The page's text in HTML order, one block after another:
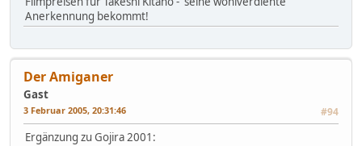
Anerkennung bekommt!
Der Amiganer
Gast
3 Februar 2005, 20:31:46 #94
Ergänzung zu Gojira 2001: